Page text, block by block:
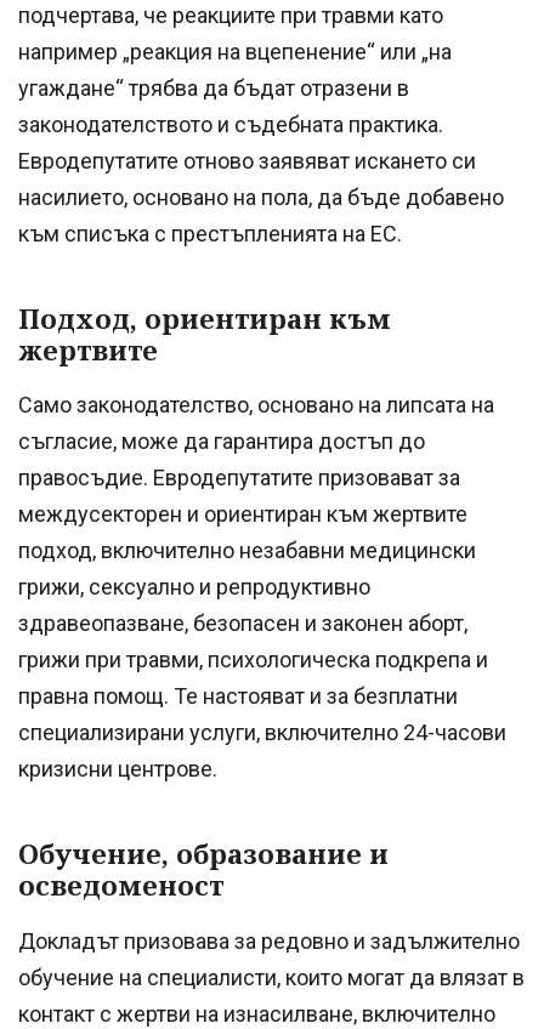
подчертава, че реакциите при травми като
например „реакция на вцепенение“ или „на
угаждане“ трябва да бъдат отразени в
законодателството и съдебната практика.
Евродепутатите отново заявяват искането си
насилието, основано на пола, да бъде добавено
към списъка с престъпленията на ЕС.
Подход, ориентиран към
жертвите
Само законодателство, основано на липсата на
съгласие, може да гарантира достъп до
правосъдие. Евродепутатите призовават за
междусекторен и ориентиран към жертвите
подход, включително незабавни медицински
грижи, сексуално и репродуктивно
здравеопазване, безопасен и законен аборт,
грижи при травми, психологическа подкрепа и
правна помощ. Те настояват и за безплатни
специализирани услуги, включително 24-часови
кризисни центрове.
Обучение, образование и
осведоменост
Докладът призовава за редовно и задължително
обучение на специалисти, които могат да влязат в
контакт с жертви на изнасилване, включително